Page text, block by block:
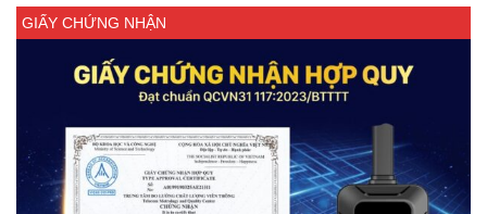
GIẤY CHỨNG NHẬN